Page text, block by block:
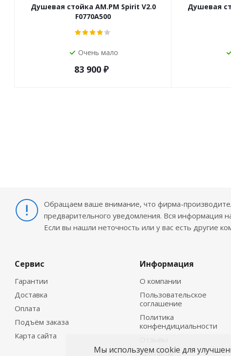
Душевая стойка AM.PM Spirit V2.0
F0770A500
Очень мало
83 900 ₽
Душевая
Обращаем ваше внимание, что фирма-
предварительного уведомления. Вся информация
Если вы нашли неточность или у вас есть другие
Сервис
Гарантии
Доставка
Оплата
Подъём заказа
Карта сайта
Информация
О компании
Пользовательское
соглашение
Политика
конфендициальности
Контакты
Мы используем cookie для